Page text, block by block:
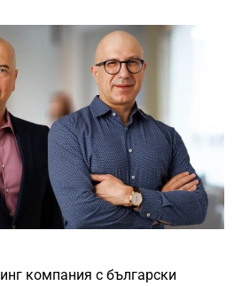
компания с български